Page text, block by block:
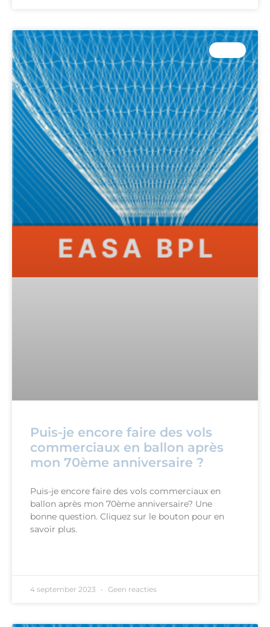
Puis-je encore faire des vols
commerciaux en ballon après
mon 70ème anniversaire ?
Puis-je encore faire des vols commerciaux en
ballon après mon 70ème anniversaire? Une
bonne question. Cliquez sur le bouton pour en
savoir plus.
4 september 2023 Geen reacties